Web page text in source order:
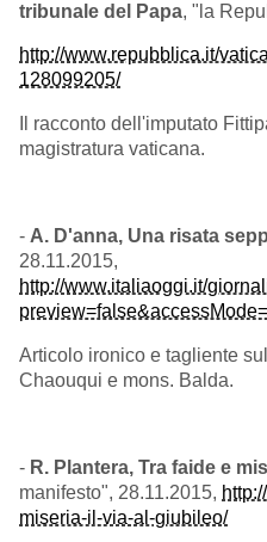
tribunale del Papa, "la
http://www.repubblica.it/
128099205/
Il racconto dell'imputato
magistratura vaticana.
- A. D'anna, Una risata
28.11.2015,
http://www.italiaoggi.it/
Articolo ironico e tagliente
Chaouqui e mons. Balda.
- R. Plantera, Tra faide e
manifesto", 28.11.2015,
miseria-il-via-al-giubileo/